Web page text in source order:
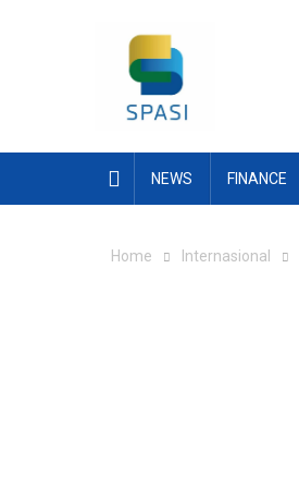
NEWS FINANCE
Home Internasional